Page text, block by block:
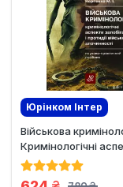
Юрінком Iнтер
Ексклюзив
Військова
Кримінологічні
запобігання і